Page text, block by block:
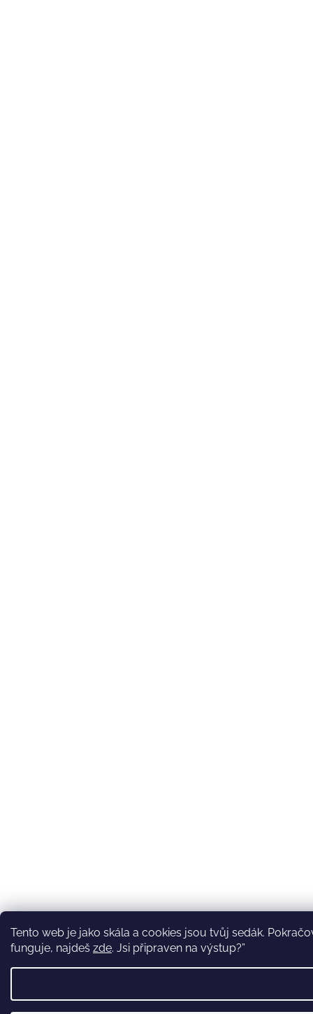
Tento web je jako skála a cookies jsou tvůj sedák.
funguje, najdeš zde. Jsi připraven na výstup?”